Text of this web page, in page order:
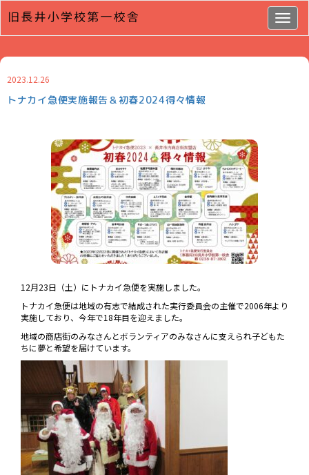
2023.12.26
トナカイ急便実施報告＆初春2024得々情報
12月23日（土）にトナカイ急便を実施しました。
トナカイ急便は地域の有志で結成された実行委員会の主催で2006年より
実施しており、今年で18年目を迎えました。
地域の商店街のみなさんとボランティアのみなさんに支えられ子どもた
ちに夢と希望を届けています。